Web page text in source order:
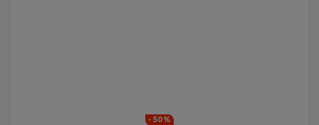
- 50%